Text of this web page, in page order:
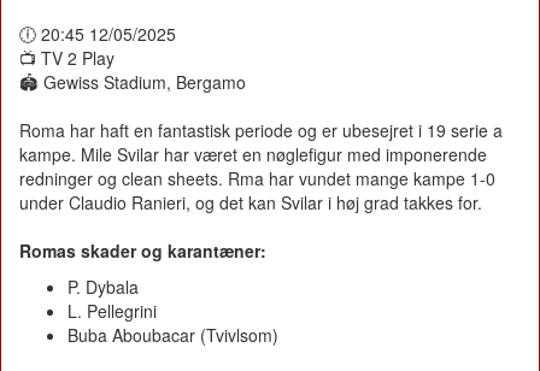
🕕 20:45 12/05/2025
📺 TV 2 Play
🏟️ Gewiss Stadium, Bergamo
Roma har haft en fantastisk periode og er ubesejret i 19 serie a
kampe. Mile Svilar har været en nøglefigur med imponerende
redninger og clean sheets. Rma har vundet mange kampe 1-0
under Claudio Ranieri, og det kan Svilar i høj grad takkes for.
Romas skader og karantæner:
P. Dybala
L. Pellegrini
Buba Aboubacar (Tvivlsom)